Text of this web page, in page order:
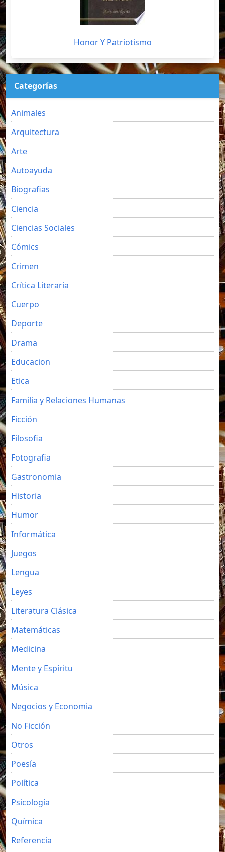
Honor Y Patriotismo
Categorías
Animales
Arquitectura
Arte
Autoayuda
Biografias
Ciencia
Ciencias Sociales
Cómics
Crimen
Crítica Literaria
Cuerpo
Deporte
Drama
Educacion
Etica
Familia y Relaciones Humanas
Ficción
Filosofia
Fotografia
Gastronomia
Historia
Humor
Informática
Juegos
Lengua
Leyes
Literatura Clásica
Matemáticas
Medicina
Mente y Espíritu
Música
Negocios y Economia
No Ficción
Otros
Poesía
Política
Psicología
Química
Referencia